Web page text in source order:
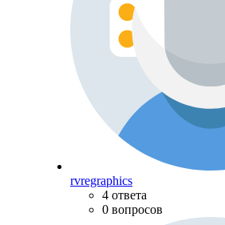
rvregraphics
4 ответа
0 вопросов